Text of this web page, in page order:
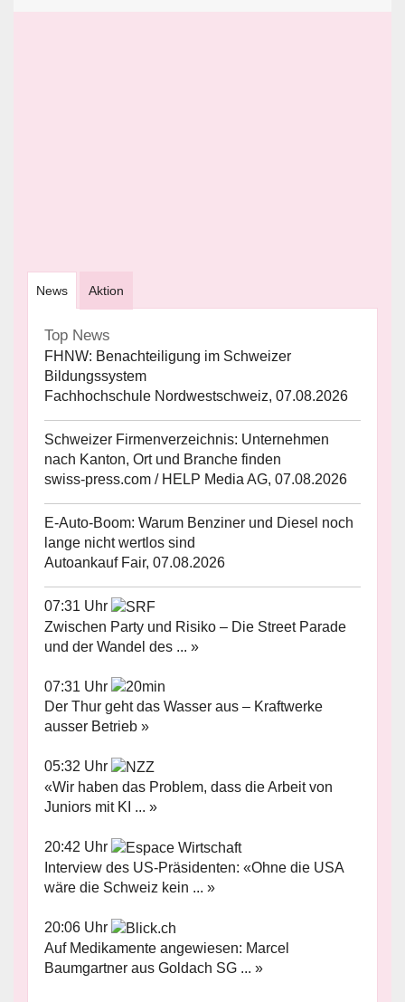
News Aktion
Top News
FHNW: Benachteiligung im Schweizer
Bildungssystem
Fachhochschule Nordwestschweiz, 07.08.2026
Schweizer Firmenverzeichnis: Unternehmen
nach Kanton, Ort und Branche finden
swiss-press.com / HELP Media AG, 07.08.2026
E-Auto-Boom: Warum Benziner und Diesel noch
lange nicht wertlos sind
Autoankauf Fair, 07.08.2026
07:31 Uhr
Zwischen Party und Risiko – Die Street Parade
und der Wandel des ... »
07:31 Uhr
Der Thur geht das Wasser aus – Kraftwerke
ausser Betrieb »
05:32 Uhr
«Wir haben das Problem, dass die Arbeit von
Juniors mit KI ... »
20:42 Uhr
Interview des US-Präsidenten: «Ohne die USA
wäre die Schweiz kein ... »
20:06 Uhr
Auf Medikamente angewiesen: Marcel
Baumgartner aus Goldach SG ... »